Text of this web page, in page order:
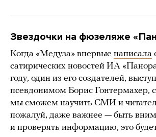
Звездочки на фюзеляже
Когда «Медуза» впервые написала
сатирических новостей ИА
году, один из его создателей,
псевдонимом Борис Гонтермахер,
мы сможем научить СМИ и
пожалуй, даже важнее — быть
и проверять информацию, это